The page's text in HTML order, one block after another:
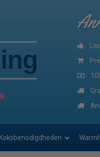
Koksbenodigdheden